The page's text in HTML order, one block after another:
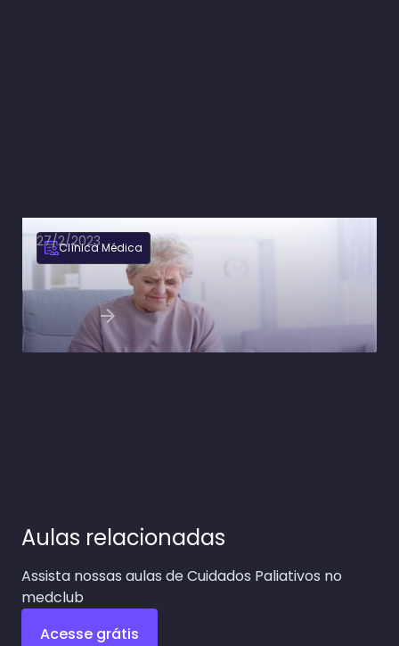
Clínica Médica
27/2/2023
Osteoartrite: Fisiopatologia, quadro clínico e
tratamento
Ler artigo
Aulas relacionadas
Assista nossas aulas de Cuidados Paliativos no
medclub
Acesse grátis